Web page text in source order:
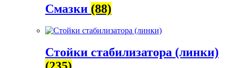
Смазки (88)
Стойки стабилизатора (линки)